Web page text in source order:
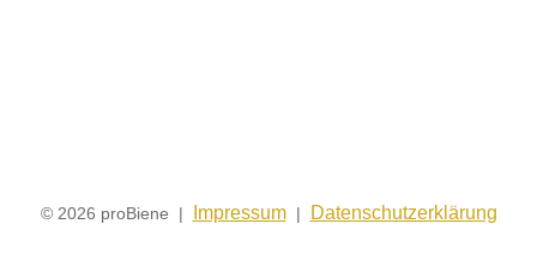
© 2026 proBiene | Impressum| Datenschutzerklärung